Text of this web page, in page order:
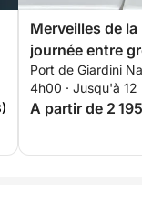
Merveilles de
journée entre
snorkeling à
Port de Giardini
4h00 · Jusqu'à 12
A partir de 2